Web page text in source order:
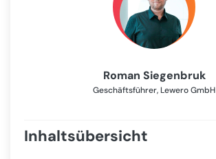
Roman Siegenbruk
Geschäftsführer, Lewero GmbH
Inhaltsübersicht